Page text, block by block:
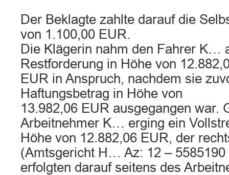
Der Beklagte zahlte darauf die
von 1.100,00 EUR.
Die Klägerin nahm den Fahrer K…
Restforderung in Höhe von
EUR in Anspruch, nachdem sie
Haftungsbetrag in Höhe von
13.982,06 EUR ausgegangen war.
Arbeitnehmer K… erging ein
Höhe von 12.882,06 EUR, der
(Amtsgericht H… Az: 12 – 5585190
erfolgten darauf seitens des